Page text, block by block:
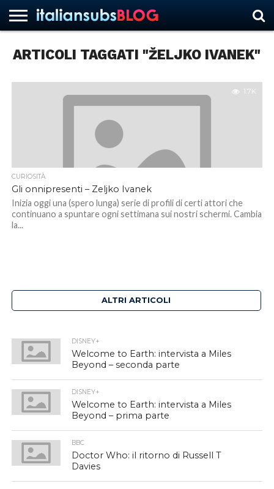
NEWS
ASCOLTI
RECENSIONI
INTERVISTE
CURIOSITÀ
CHI
CONTATTACI
FORUM
ITALIANSUBS
ARTICOLI TAGGATI "ŽELJKO IVANEK"
1.7K
CURIOSITÀ
Gli onnipresenti – Zeljko Ivanek
Inizia oggi una (spero lunga) serie di profili di certi attori che
continuano a spuntare ogni settimana sui nostri schermi. Cambia
la...
ALTRI ARTICOLI
DISNEY+
Welcome to Earth: intervista a Miles
Beyond – seconda parte
DISNEY+
Welcome to Earth: intervista a Miles
Beyond – prima parte
BBC
Doctor Who: il ritorno di Russell T
Davies